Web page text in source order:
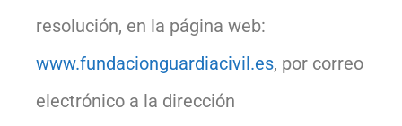
resolución, en la página web:
www.fundacionguardiacivil.es, por correo
electrónico a la dirección